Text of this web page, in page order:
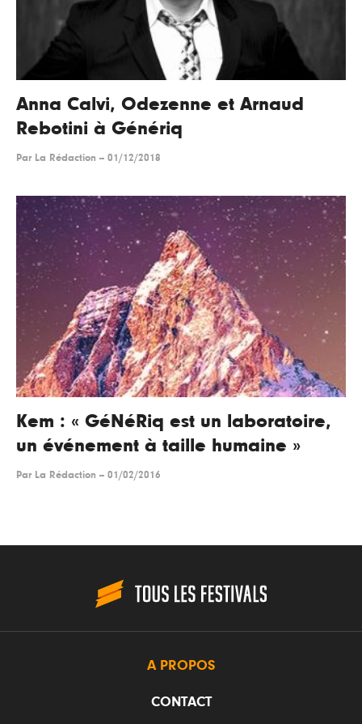
Anna Calvi, Odezenne et Arnaud
Rebotini à Génériq
Par La Rédaction -- 01/12/2018
Kem : « GéNéRiq est un laboratoire,
un événement à taille humaine »
Par La Rédaction -- 01/02/2016
A PROPOS
CONTACT